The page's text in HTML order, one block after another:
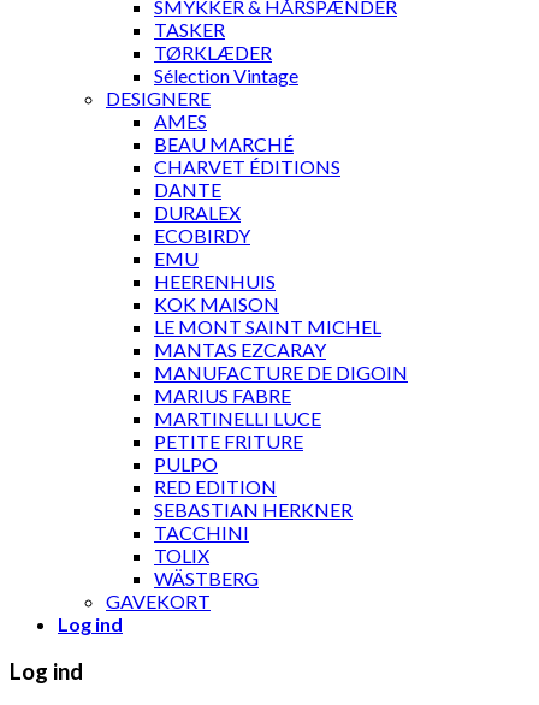
SMYKKER & HÅRSPÆNDER
TASKER
TØRKLÆDER
Sélection Vintage
DESIGNERE
AMES
BEAU MARCHÉ
CHARVET ÉDITIONS
DANTE
DURALEX
ECOBIRDY
EMU
HEERENHUIS
KOK MAISON
LE MONT SAINT MICHEL
MANTAS EZCARAY
MANUFACTURE DE DIGOIN
MARIUS FABRE
MARTINELLI LUCE
PETITE FRITURE
PULPO
RED EDITION
SEBASTIAN HERKNER
TACCHINI
TOLIX
WÄSTBERG
GAVEKORT
Log ind
Log ind